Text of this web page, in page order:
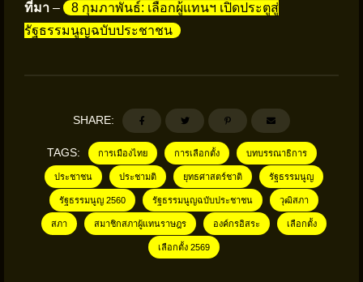
ที่มา –
8 กุมภาพันธ์: เลือกผู้แทนฯ เปิดประตูสู่
รัฐธรรมนูญฉบับประชาชน
SHARE:
TAGS: การเมืองไทย การเลือกตั้ง บทบรรณาธิการ
ประชาชน ประชามติ ยุทธศาสตร์ชาติ รัฐธรรมนูญ
รัฐธรรมนูญ 2560 รัฐธรรมนูญฉบับประชาชน วุฒิสภา
สภา สมาชิกสภาผู้แทนราษฎร องค์กรอิสระ เลือกตั้ง
เลือกตั้ง 2569